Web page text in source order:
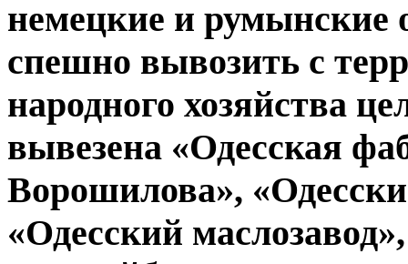
немецкие и румынские
спешно вывозить с
народного хозяйства
вывезена «Одесская
Ворошилова»,
«Одесский